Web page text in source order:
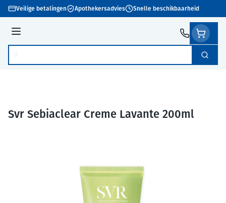
Ga naar de inhoud
Veilige betalingen Apothekersadvies Snelle beschikbaarheid
Menu
Product, merk, categorie... Zoek
Svr Sebiaclear Creme Lavante 200ml